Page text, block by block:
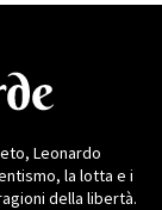
Leonardo
la lotta e i
della libertà.